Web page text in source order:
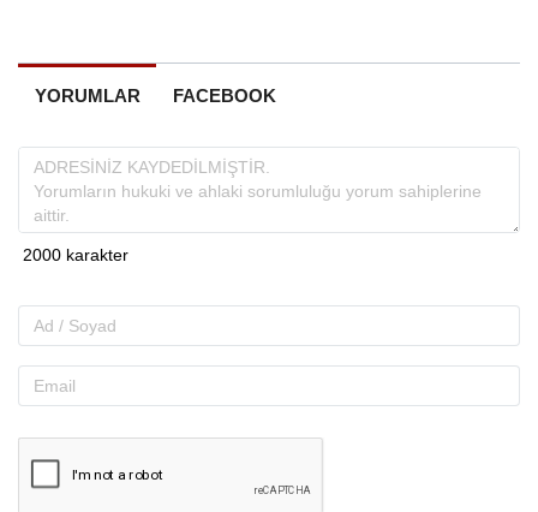
YORUMLAR FACEBOOK